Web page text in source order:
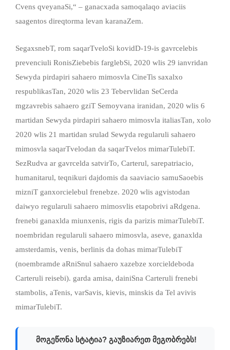
Cvens qveyanaSi,“ – ganacxada samoqalaqo aviaciis
saagentos direqtorma levan karanaZem.
SegaxsnebT, rom saqarTveloSi kovidD-19-is gavrcelebis
prevenciuli RonisZiebebis farglebSi, 2020 wlis 29 ianvridan
Sewyda pirdapiri sahaero mimosvla CineTis saxalxo
respublikasTan, 2020 wlis 23 Tebervlidan SeCerda
mgzavrebis sahaero gziT Semoyvana iranidan, 2020 wlis 6
martidan Sewyda pirdapiri sahaero mimosvla italiasTan, xolo
2020 wlis 21 martidan srulad Sewyda regularuli sahaero
mimosvla saqarTvelodan da saqarTvelos mimarTulebiT.
SezRudva ar gavrcelda satvirTo, Carterul, sarepatriacio,
humanitarul, teqnikuri dajdomis da saaviacio samuSaoebis
mizniT ganxorcielebul frenebze. 2020 wlis agvistodan
daiwyo regularuli sahaero mimosvlis etapobrivi aRdgena.
frenebi ganaxlda miunxenis, rigis da parizis mimarTulebiT.
noembridan regularuli sahaero mimosvla, aseve, ganaxlda
amsterdamis, venis, berlinis da dohas mimarTulebiT
(noembramde aRniSnul sahaero xazebze xorcieldeboda
Carteruli reisebi). garda amisa, dainiSna Carteruli frenebi
stambolis, aTenis, varSavis, kievis, minskis da Tel avivis
mimarTulebiT.
მოგეწონა სტატია? გაუზიარეთ მეგობრებს!